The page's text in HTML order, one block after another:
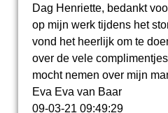
Dag Henriette, bedankt
op mijn werk tijdens het
vond het heerlijk om te
over de vele
mocht nemen over mijn
Eva Eva van Baar
09-03-21 09:49:29